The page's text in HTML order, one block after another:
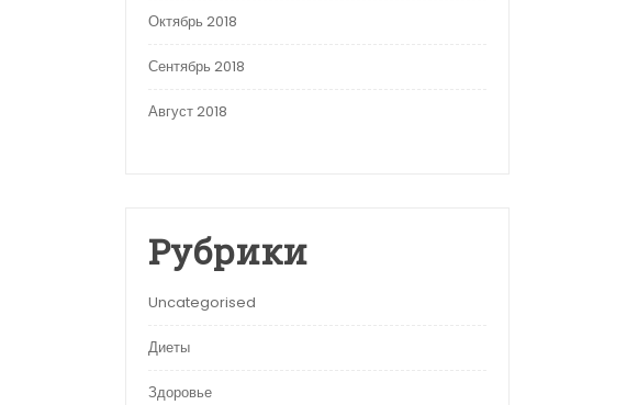
Октябрь 2018
Сентябрь 2018
Август 2018
Рубрики
Uncategorised
Диеты
Здоровье